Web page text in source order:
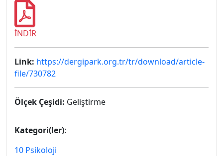
İNDİR
Link: https://dergipark.org.tr/tr/download/article-
file/730782
Ölçek Çeşidi: Geliştirme
Kategori(ler):
10 Psikoloji